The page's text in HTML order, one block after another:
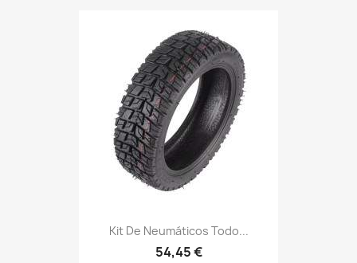
Kit De Neumáticos Todo...
54,45 €